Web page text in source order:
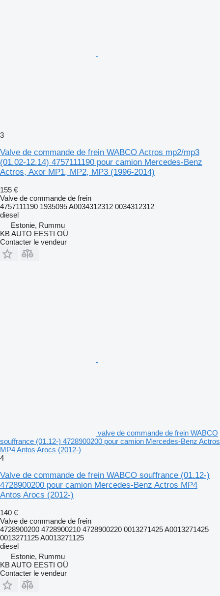
3
Valve de commande de frein WABCO Actros mp2/mp3
(01.02-12.14) 4757111190 pour camion Mercedes-Benz
Actros, Axor MP1, MP2, MP3 (1996-2014)
155 €
Valve de commande de frein
4757111190 1935095 A0034312312 0034312312
diesel
Estonie, Rummu
KB AUTO EESTI OÜ
Contacter le vendeur
valve de commande de frein WABCO
souffrance (01.12-) 4728900200 pour camion Mercedes-Benz Actros
MP4 Antos Arocs (2012-)
4
Valve de commande de frein WABCO souffrance (01.12-)
4728900200 pour camion Mercedes-Benz Actros MP4
Antos Arocs (2012-)
140 €
Valve de commande de frein
4728900200 4728900210 4728900220 0013271425 A0013271425
0013271125 A0013271125
diesel
Estonie, Rummu
KB AUTO EESTI OÜ
Contacter le vendeur